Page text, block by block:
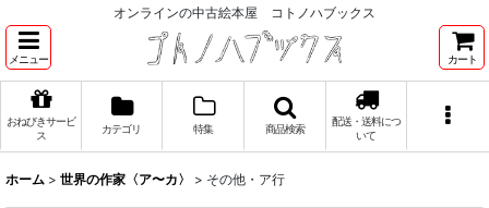
オンラインの中古絵本屋 コトノハブックス
メニュー カート
おねびきサービ
ス
カテゴリ 特集 商品検索
配送・送料につ
いて
ホーム > 世界の作家〈ア〜カ〉 > その他・ア行